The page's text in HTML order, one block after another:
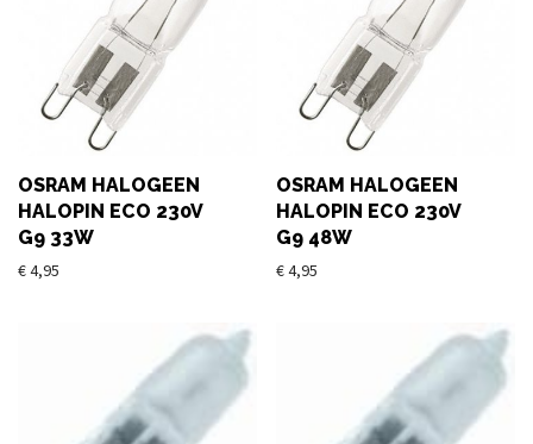
OSRAM HALOGEEN
HALOPIN ECO 230V
G9 33W
€4,95
OSRAM HALOGEEN
HALOPIN ECO 230V
G9 48W
€4,95